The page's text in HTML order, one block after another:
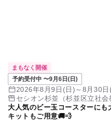
まもなく開催
予約受付中 〜9月6日(日)
2026年8月9日(日)～8月30日
セシオン杉並（杉並区立社
民センター複合施設）
大人気のビー玉コースターに
キットもご用意🚚💨